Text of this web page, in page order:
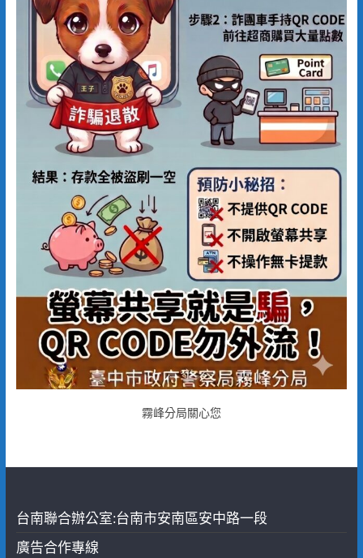
霧峰分局關心您
台南聯合辦公室:台南市安南區安中路一段
廣告合作專線